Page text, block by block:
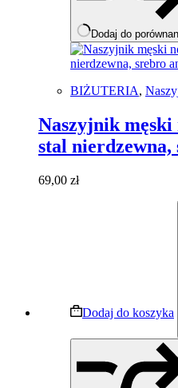
Dodaj do
BIŻUTERIA,
Naszyjnik
stal nierdzewna,
69,00 zł
Dodaj do koszyka